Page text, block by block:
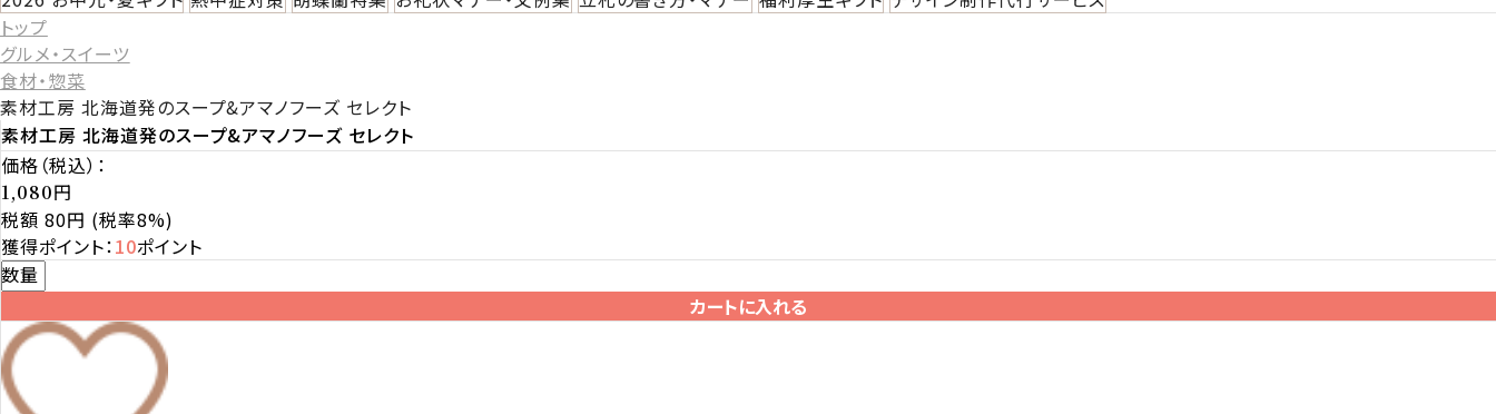
トップ
グルメ・スイーツ
食材・惣菜
素材工房 北海道発のスープ&アマノフーズ セレクト
素材工房 北海道発のスープ&アマノフーズ セレクト
価格（税込）：
1,080円
税額 80円 (税率8%)
獲得ポイント：10ポイント
数量
カートに入れる